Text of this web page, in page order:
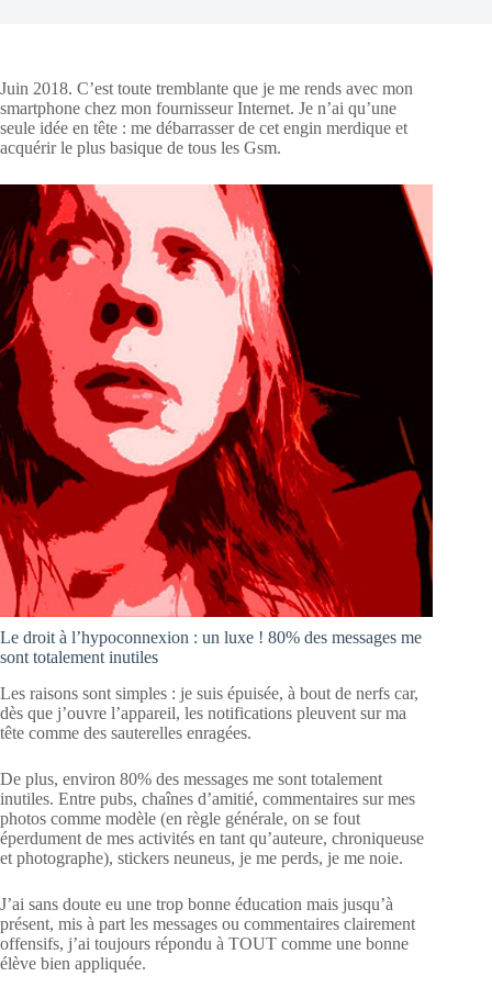
Juin 2018. C’est toute tremblante que je me rends avec mon
smartphone chez mon fournisseur Internet. Je n’ai qu’une
seule idée en tête : me débarrasser de cet engin merdique et
acquérir le plus basique de tous les Gsm.
Le droit à l’hypoconnexion : un luxe ! 80% des messages me
sont totalement inutiles
Les raisons sont simples : je suis épuisée, à bout de nerfs car,
dès que j’ouvre l’appareil, les notifications pleuvent sur ma
tête comme des sauterelles enragées.
De plus, environ 80% des messages me sont totalement
inutiles. Entre pubs, chaînes d’amitié, commentaires sur mes
photos comme modèle (en règle générale, on se fout
éperdument de mes activités en tant qu’auteure, chroniqueuse
et photographe), stickers neuneus, je me perds, je me noie.
J’ai sans doute eu une trop bonne éducation mais jusqu’à
présent, mis à part les messages ou commentaires clairement
offensifs, j’ai toujours répondu à TOUT comme une bonne
élève bien appliquée.